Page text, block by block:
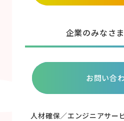
企業のみなさ
お問い合
人材確保／エンジニアサー